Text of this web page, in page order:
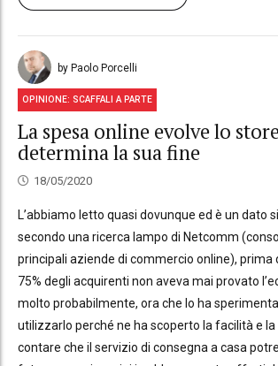
by Paolo Porcelli
OPINIONE: SCAFFALI A PARTE
La spesa online evolve lo
determina la sua fine
18/05/2020
L’abbiamo letto quasi dovunque ed è un dato
secondo una ricerca lampo di Netcomm
principali aziende di commercio online), prima
75% degli acquirenti non aveva mai provato
molto probabilmente, ora che lo ha
utilizzarlo perché ne ha scoperto la facilità e
contare che il servizio di consegna a casa